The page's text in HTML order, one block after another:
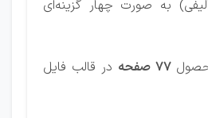
به صورت چهار گزینه‌ای
در قالب فایل